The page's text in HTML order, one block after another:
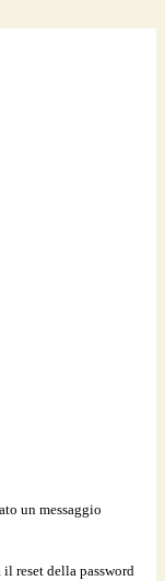
un messaggio
reset della password